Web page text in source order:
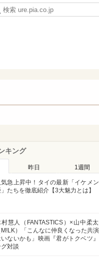
キング
昨日 1週間
気急上昇中！タイの最新「イケメ
たちを徹底紹介【3大魅力とは】
村慧人（FANTASTICS）×山中柔
M!LK）「こんなに仲良くなった共
いないかも」映画『君がトクベツ』
グ対談